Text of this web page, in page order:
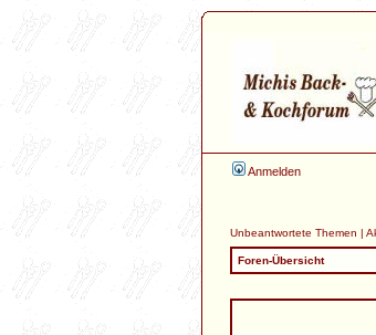
Anmelden
Unbeantwortete Themen |
Foren-Übersicht